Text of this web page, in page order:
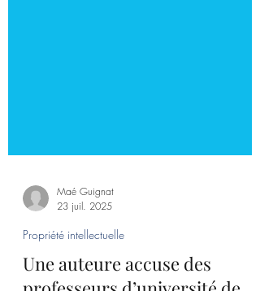
Maé Guignat
Propriété intellectuelle